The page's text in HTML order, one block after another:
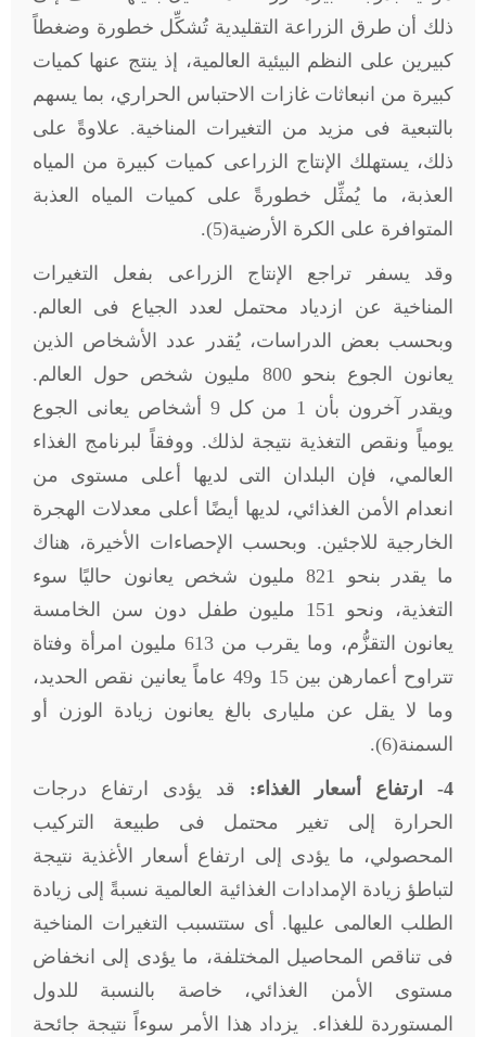
ذلك أن طرق الزراعة التقليدية تُشكِّل خطورة وضغطاً
كبيرين على النظم البيئية العالمية، إذ ينتج عنها كميات
كبيرة من انبعاثات غازات الاحتباس الحراري، بما يسهم
بالتبعية فى مزيد من التغيرات المناخية. علاوةً على
ذلك، يستهلك الإنتاج الزراعى كميات كبيرة من المياه
العذبة، ما يُمثِّل خطورةً على كميات المياه العذبة
المتوافرة على الكرة الأرضية(5).
وقد يسفر تراجع الإنتاج الزراعى بفعل التغيرات
المناخية عن ازدياد محتمل لعدد الجياع فى العالم.
وبحسب بعض الدراسات، يُقدر عدد الأشخاص الذين
يعانون الجوع بنحو 800 مليون شخص حول العالم.
ويقدر آخرون بأن 1 من كل 9 أشخاص يعانى الجوع
يومياً ونقص التغذية نتيجة لذلك. ووفقاً لبرنامج الغذاء
العالمي، فإن البلدان التى لديها أعلى مستوى من
انعدام الأمن الغذائي، لديها أيضًا أعلى معدلات الهجرة
الخارجية للاجئين. وبحسب الإحصاءات الأخيرة، هناك
ما يقدر بنحو 821 مليون شخص يعانون حاليًا سوء
التغذية، ونحو 151 مليون طفل دون سن الخامسة
يعانون التقزُّم، وما يقرب من 613 مليون امرأة وفتاة
تتراوح أعمارهن بين 15 و49 عاماً يعانين نقص الحديد،
وما لا يقل عن مليارى بالغ يعانون زيادة الوزن أو
السمنة(6).
4- ارتفاع أسعار الغذاء:
قد يؤدى ارتفاع درجات
الحرارة إلى تغير محتمل فى طبيعة التركيب
المحصولي، ما يؤدى إلى ارتفاع أسعار الأغذية نتيجة
لتباطؤ زيادة الإمدادات الغذائية العالمية نسبةً إلى زيادة
الطلب العالمى عليها. أى ستتسبب التغيرات المناخية
فى تناقص المحاصيل المختلفة، ما يؤدى إلى انخفاض
مستوى الأمن الغذائي، خاصة بالنسبة للدول
المستوردة للغذاء. يزداد هذا الأمر سوءاً نتيجة جائحة